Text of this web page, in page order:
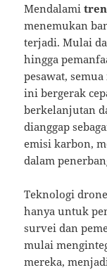
Mendalami
menemukan
terjadi. Mulai
hingga
pesawat,
ini bergerak
berkelanjutan
dianggap
emisi karbon,
dalam
Teknologi
hanya untuk
survei dan
mulai
mereka,